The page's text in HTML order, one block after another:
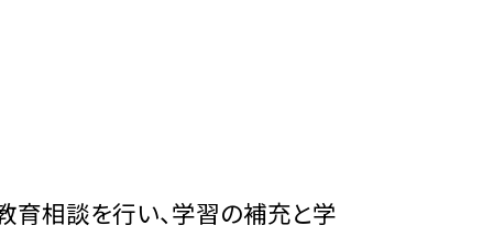
相談を行い、学習の補充と学